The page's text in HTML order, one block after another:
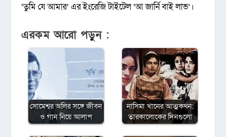
‘তুমি যে আমার’ এর ইংরেজি টাইটেল ‘আ জার্নি বাই লাভ’।
এরকম আরো পড়ুন :
সোমেশ্বর অলির সঙ্গে জীবন
ও গান নিয়ে আলাপ
নাসিমা খানের আত্মকথন:
তারকালোকের দিনগুলো